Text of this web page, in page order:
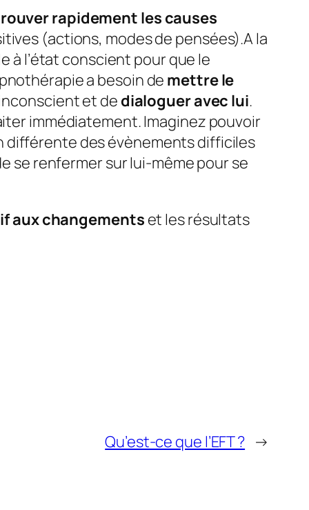
rapidement les causes
(actions, modes de pensées).A la
à l’état conscient pour que le
a besoin de mettre le
et de dialoguer avec lui.
immédiatement. Imaginez pouvoir
différente des évènements difficiles
se renfermer sur lui-même pour se
aux changements et les résultats
Qu’est-ce que l’EFT ? →